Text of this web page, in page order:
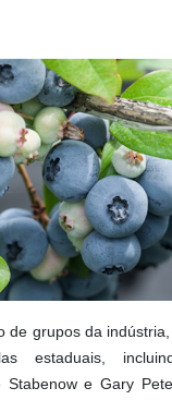
de grupos da
estaduais,
Stabenow e Gary